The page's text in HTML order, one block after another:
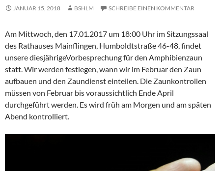
JANUAR 15, 2018 BSHLM SCHREIBE EINEN KOMMENTAR
Am Mittwoch, den 17.01.2017 um 18:00 Uhr im Sitzungssaal
des Rathauses Mainflingen, Humboldtstraße 46-48, findet
unsere diesjährigeVorbesprechung für den Amphibienzaun
statt. Wir werden festlegen, wann wir im Februar den Zaun
aufbauen und den Zaundienst einteilen. Die Zaunkontrollen
müssen von Februar bis voraussichtlich Ende April
durchgeführt werden. Es wird früh am Morgen und am späten
Abend kontrolliert.